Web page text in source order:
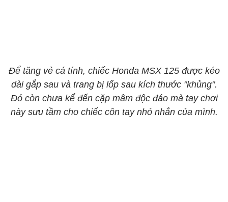
Để tăng vẻ cá tính, chiếc Honda MSX 125 được kéo
dài gắp sau và trang bị lốp sau kích thước "khủng".
Đó còn chưa kể đến cặp mâm độc đáo mà tay chơi
này sưu tầm cho chiếc côn tay nhỏ nhắn của mình.